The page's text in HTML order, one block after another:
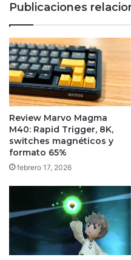
Publicaciones
Review Marvo Magma
M40: Rapid Trigger, 8K,
switches magnéticos y
formato 65%
febrero 17, 2026